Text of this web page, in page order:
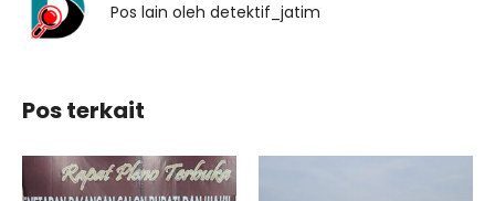
Pos lain oleh detektif_jatim
Pos terkait